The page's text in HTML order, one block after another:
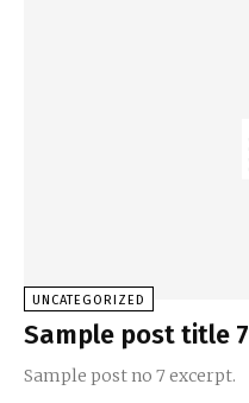
UNCATEGORIZED
Sample post title 7
Sample post no 7 excerpt.